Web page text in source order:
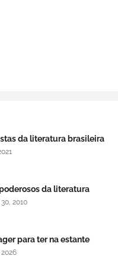
da literatura brasileira
da literatura
2010
para ter na estante